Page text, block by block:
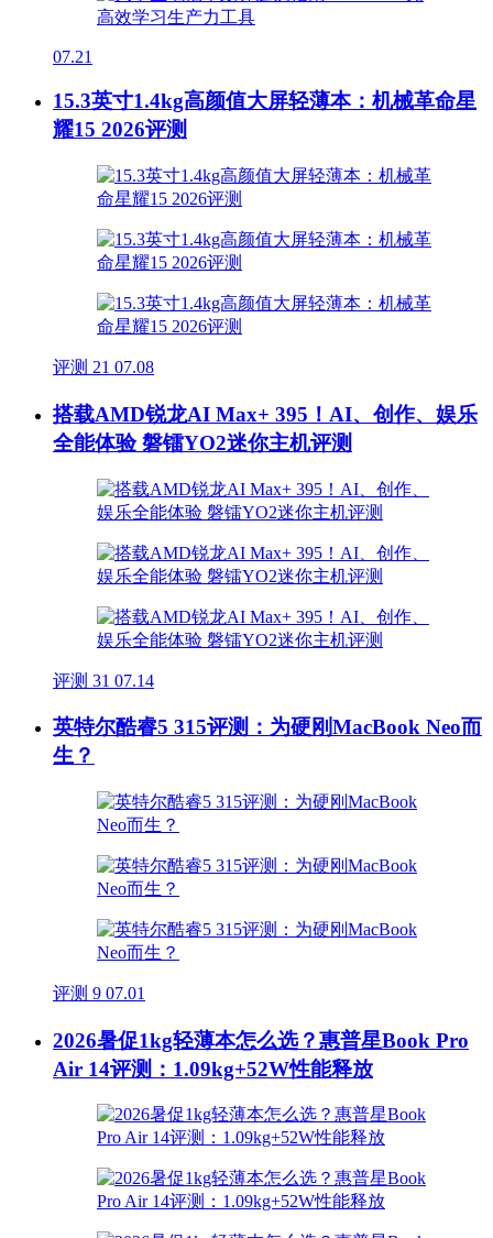
07.21
15.3英寸1.4kg高颜值大屏轻薄本：机械革命星
耀15 2026评测
评测 21 07.08
搭载AMD锐龙AI Max+ 395！AI、创作、娱乐
全能体验 磐镭YO2迷你主机评测
评测 31 07.14
英特尔酷睿5 315评测：为硬刚MacBook Neo而
生？
评测 9 07.01
2026暑促1kg轻薄本怎么选？惠普星Book Pro
Air 14评测：1.09kg+52W性能释放